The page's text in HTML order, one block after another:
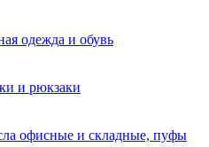
одежда и обувь
и рюкзаки
офисные и складные, пуфы